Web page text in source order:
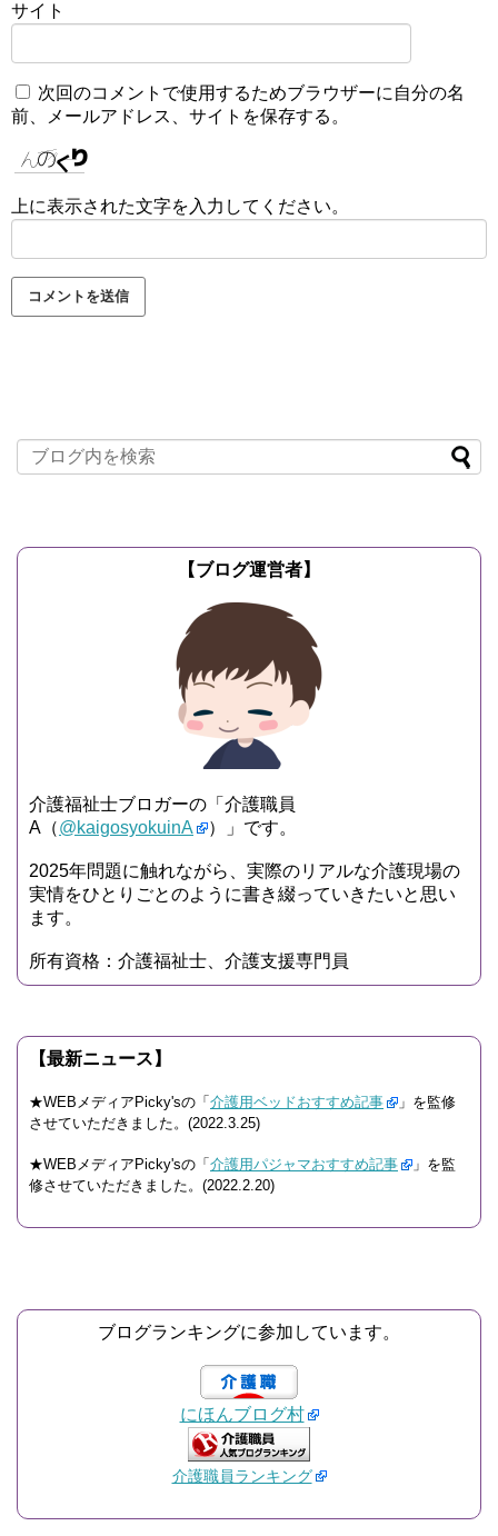
サイト
次回のコメントで使用するためブラウザーに自分の名
前、メールアドレス、サイトを保存する。
上に表示された文字を入力してください。
【ブログ運営者】
介護福祉士ブロガーの「介護職員
A（@kaigosyokuinA ）」です。
2025年問題に触れながら、実際のリアルな介護現場の
実情をひとりごとのように書き綴っていきたいと思い
ます。
所有資格：介護福祉士、介護支援専門員
【最新ニュース】
★WEBメディアPicky'sの「 介護用ベッドおすすめ記事
」を監修
させていただきました。(2022.3.25)
★WEBメディアPicky'sの「 介護用パジャマおすすめ記事
」を監
修させていただきました。(2022.2.20)
ブログランキングに参加しています。
にほんブログ村
介護職員ランキング